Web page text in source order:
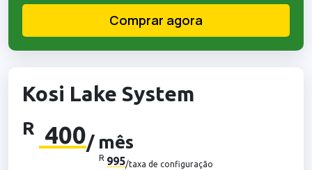
Comprar agora
Kosi Lake System
R 400/ mês
R 995/taxa de configuração